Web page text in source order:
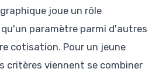
joue un rôle
paramètre parmi d'autres
cotisation. Pour un jeune
critères viennent se combiner